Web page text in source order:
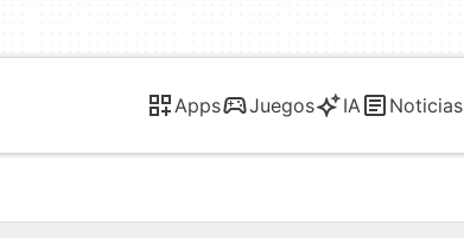
Apps Juegos IA Noticias